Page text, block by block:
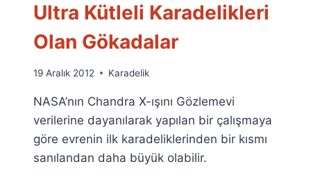
Ultra Kütleli Karadelikleri
Olan Gökadalar
By
Fuat
Özyar
19 Aralık 2012 Karadelik
NASA’nın Chandra X-ışını Gözlemevi
verilerine dayanılarak yapılan bir çalışmaya
göre evrenin ilk karadeliklerinden bir kısmı
sanılandan daha büyük olabilir.